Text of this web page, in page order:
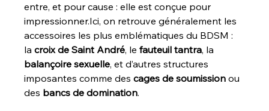
entre, et pour cause : elle est conçue pour
impressionner.Ici, on retrouve généralement les
accessoires les plus emblématiques du BDSM :
la croix de Saint André, le fauteuil tantra, la
balançoire sexuelle, et d’autres structures
imposantes comme des cages de soumission ou
des bancs de domination.